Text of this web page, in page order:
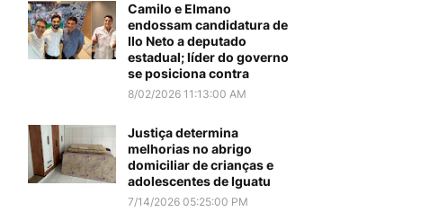
Camilo e Elmano
endossam candidatura de
Ilo Neto a deputado
estadual; líder do governo
se posiciona contra
8/02/2026 11:13:00 AM
Justiça determina
melhorias no abrigo
domiciliar de crianças e
adolescentes de Iguatu
7/14/2026 05:25:00 PM